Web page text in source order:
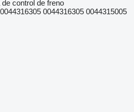
control de freno
0044316305 0044315005